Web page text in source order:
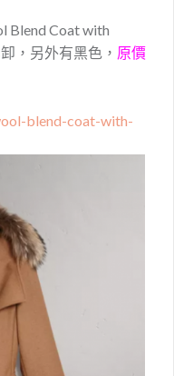
Blend Coat with
，另外有黑色， 原價
blend-coat-with-